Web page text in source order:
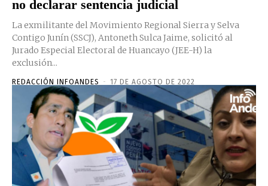
no declarar sentencia judicial
La exmilitante del Movimiento Regional Sierra y Selva
Contigo Junín (SSCJ), Antoneth Sulca Jaime, solicitó al
Jurado Especial Electoral de Huancayo (JEE-H) la
exclusión...
REDACCIÓN INFOANDES - 17 DE AGOSTO DE 2022